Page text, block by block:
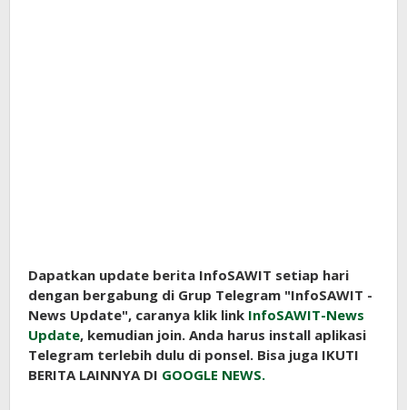
Dapatkan update berita InfoSAWIT setiap hari
dengan bergabung di Grup Telegram "InfoSAWIT -
News Update", caranya klik link InfoSAWIT-News
Update, kemudian join. Anda harus install aplikasi
Telegram terlebih dulu di ponsel. Bisa juga IKUTI
BERITA LAINNYA DI GOOGLE NEWS.